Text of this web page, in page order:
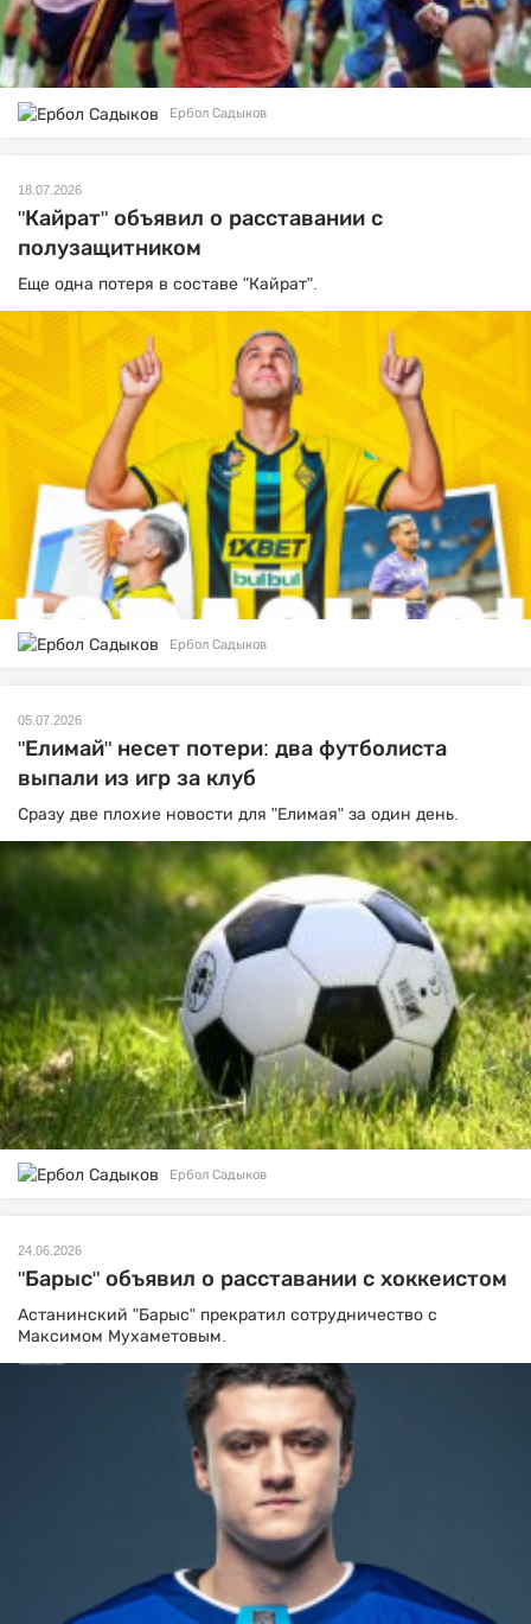
Ербол Садыков
18.07.2026
"Кайрат" объявил о расставании с
полузащитником
Еще одна потеря в составе "Кайрат".
Ербол Садыков
05.07.2026
"Елимай" несет потери: два футболиста
выпали из игр за клуб
Сразу две плохие новости для "Елимая" за один день.
Ербол Садыков
24.06.2026
"Барыс" объявил о расставании с хоккеистом
Астанинский "Барыс" прекратил сотрудничество с
Максимом Мухаметовым.